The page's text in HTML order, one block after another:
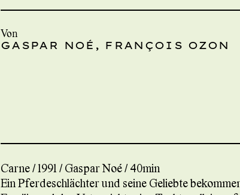
Von
GASPAR NOÉ, FRANÇOIS OZON
Carne / 1991 / Gaspar Noé / 40min
Ein Pferdeschlächter und seine Geliebte